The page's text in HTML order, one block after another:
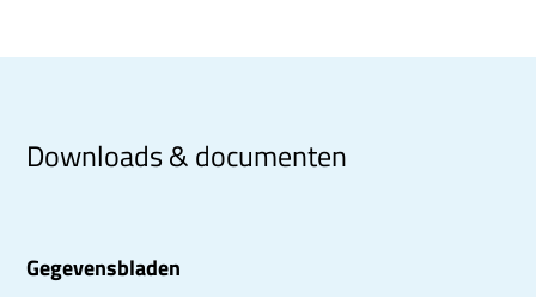
Downloads & documenten
Gegevensbladen